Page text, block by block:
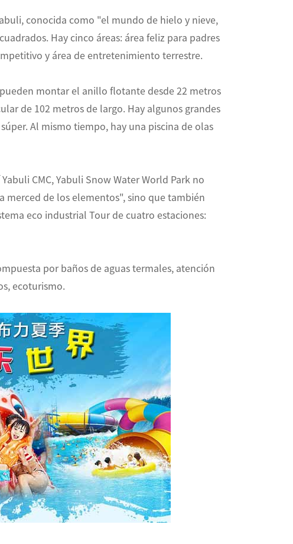
conocida como "el mundo de hielo y nieve,
Hay cinco áreas: área feliz para padres
y área de entretenimiento terrestre.
montar el anillo flotante desde 22 metros
de 102 metros de largo. Hay algunos grandes
Al mismo tiempo, hay una piscina de olas
CMC, Yabuli Snow Water World Park no
merced de los elementos", sino que también
eco industrial Tour de cuatro estaciones:
por baños de aguas termales, atención
ecoturismo.